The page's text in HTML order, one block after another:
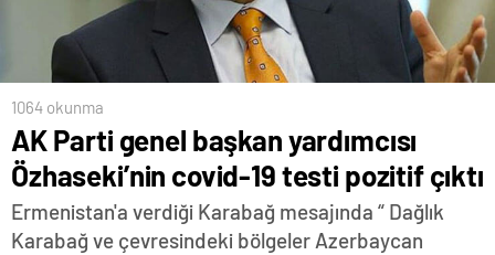
1064 okunma
AK Parti genel başkan yardımcısı
Özhaseki’nin covid-19 testi pozitif çıktı
Ermenistan'a verdiği Karabağ mesajında “ Dağlık
Karabağ ve çevresindeki bölgeler Azerbaycan